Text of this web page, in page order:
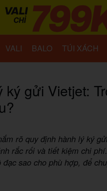
VALI BALO TÚI XÁCH
ký gửi Vietjet:
rõ quy định hành lý ký
rắc rối và tiết kiệm chi
sao cho phù hợp, để